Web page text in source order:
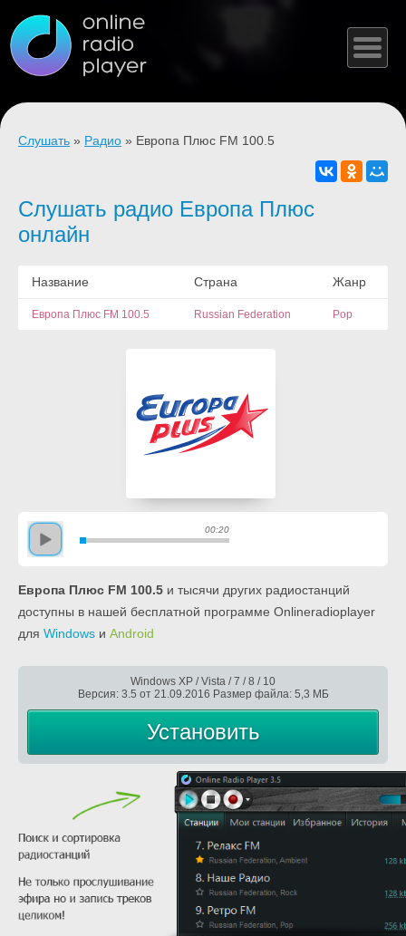
Слушать » Радио » Европа Плюс FM 100.5
Слушать радио Европа Плюс
онлайн
Название Страна Жанр
Европа Плюс FM 100.5 Russian Federation Pop
00:20
Европа Плюс FM 100.5 и тысячи других радиостанций
доступны в нашей бесплатной программе Onlineradioplayer
для Windows и Android
Windows XP / Vista / 7 / 8 / 10
Версия: 3.5 от 21.09.2016 Размер файла: 5,3 МБ
Установить